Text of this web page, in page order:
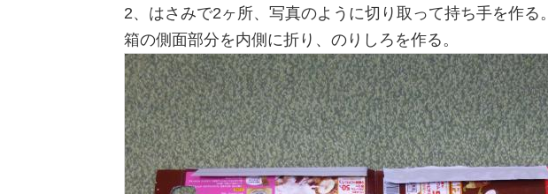
2、はさみで2ヶ所、写真のように切り取って持ち手を作る。
箱の側面部分を内側に折り、のりしろを作る。